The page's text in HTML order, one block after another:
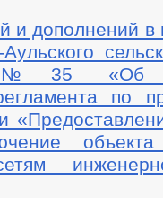
и дополнений в
№35 «Об
по
объекта
инженерно-